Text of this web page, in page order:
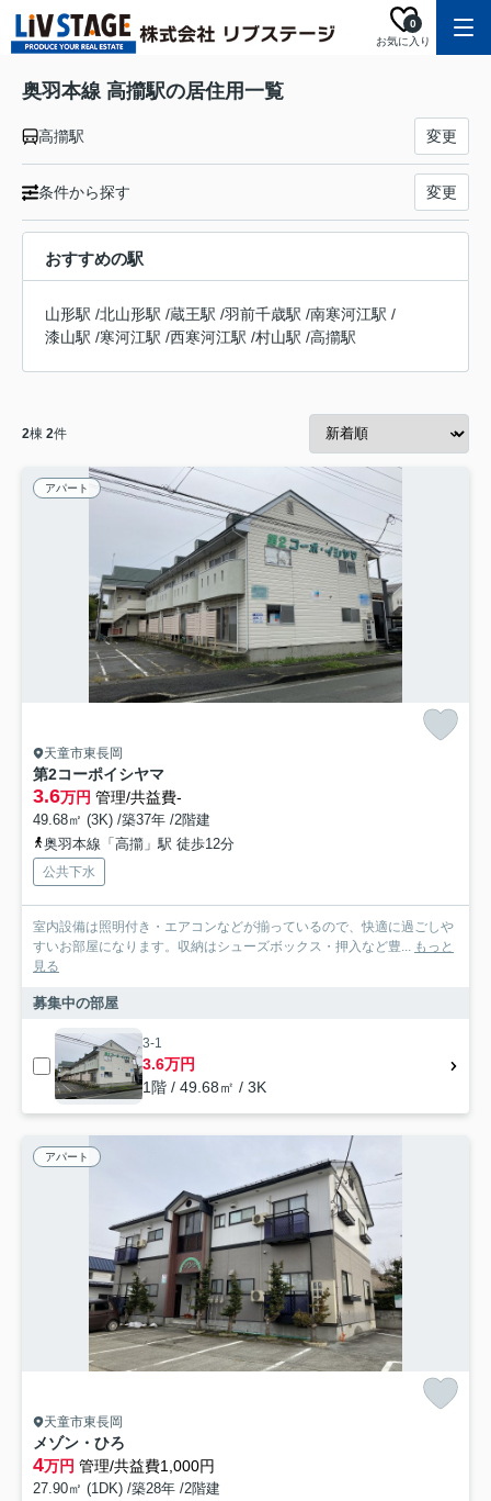
お気に入り
0
奥羽本線 高擶駅の居住用一覧
高擶駅 変更
条件から探す 変更
おすすめの駅
山形駅 /北山形駅 /蔵王駅 /羽前千歳駅 /南寒河江駅 /
漆山駅 /寒河江駅 /西寒河江駅 /村山駅 /高擶駅
2棟 2件
アパート
天童市東長岡
第2コーポイシヤマ
3.6万円 管理/共益費-
49.68㎡ (3K) /築37年 /2階建
奥羽本線「高擶」駅 徒歩12分
公共下水
室内設備は照明付き・エアコンなどが揃っているので、快適に過ごしや
すいお部屋になります。収納はシューズボックス・押入など豊... もっと
見る
募集中の部屋
3-1
3.6万円
1階 / 49.68㎡ / 3K
アパート
天童市東長岡
メゾン・ひろ
4万円 管理/共益費1,000円
27.90㎡ (1DK) /築28年 /2階建